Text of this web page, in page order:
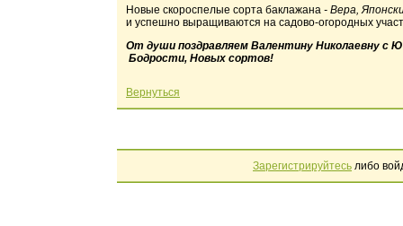
Новые скороспелые сорта баклажана - Вера,
и успешно выращиваются на садово-огородных
От души поздравляем Валентину Николаевну с
Бодрости, Новых сортов!
Вернуться
Зарегистрируйтесь либо